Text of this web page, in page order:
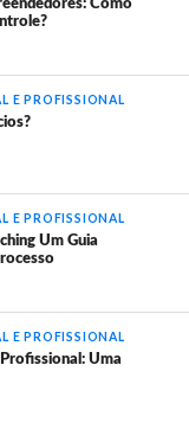
Como
E PROFISSIONAL
E PROFISSIONAL
Um Guia
E PROFISSIONAL
Uma